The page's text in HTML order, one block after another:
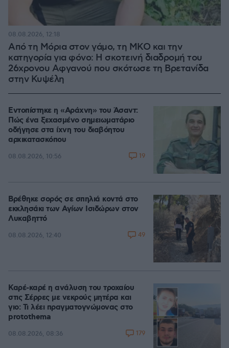
Από τη Μόρια στον γάμο, τη ΜΚΟ και την
κατηγορία για φόνο: Η σκοτεινή διαδρομή του
26χρονου Αφγανού που σκότωσε τη Βρετανίδα
στην Κυψέλη
08.08.2026, 12:18
Εντοπίστηκε η «Αράχνη» του Άσαντ:
Πώς ένα ξεχασμένο σημειωματάριο
οδήγησε στα ίχνη του διαβόητου
αρχικατασκόπου
08.08.2026, 10:56 19
Βρέθηκε σορός σε σπηλιά κοντά στο
εκκλησάκι των Αγίων Ισιδώρων στον
Λυκαβηττό
08.08.2026, 12:40 49
Καρέ-καρέ η ανάλυση του τροχαίου
στις Σέρρες με νεκρούς μητέρα και
γιο: Τι λέει πραγματογνώμονας στο
protothema
08.08.2026, 08:36 179